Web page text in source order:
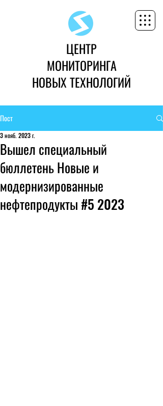
ЦЕНТР
МОНИТОРИНГА
НОВЫХ ТЕХНОЛОГИЙ
Пост
Вышел специальный
бюллетень Новые и
модернизированные
нефтепродукты #5 2023
3 нояб. 2023 г.